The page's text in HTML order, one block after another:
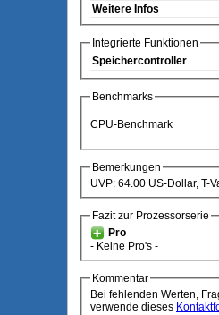
Weitere Infos
Integrierte Funktionen
Speichercontroller
Benchmarks
CPU-Benchmark
Bemerkungen
UVP: 64.00 US-Dollar, T-
Fazit zur Prozessorserie
Pro
- Keine Pro's -
Kommentar
Bei fehlenden Werten,
verwende dieses